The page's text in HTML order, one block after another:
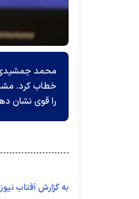
محمد جمشیدی
خطاب کرد.
را قوی نشان
به گزارش آفتاب